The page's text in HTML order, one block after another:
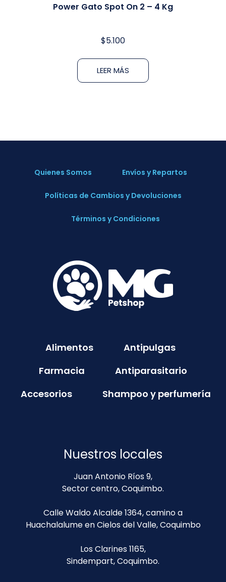
Power Gato Spot On 2 – 4 Kg
$5.100
LEER MÁS
Quienes Somos Envíos y Repartos
Políticas de Cambios y Devoluciones
Términos y Condiciones
Alimentos
Antipulgas
Farmacia
Antiparasitario
Accesorios
Shampoo y perfumería
Nuestros locales
Juan Antonio Ríos 9,
Sector centro, Coquimbo.
Calle Waldo Alcalde 1364, camino a
Huachalalume en Cielos del Valle, Coquimbo
Los Clarines 1165,
Sindempart, Coquimbo.